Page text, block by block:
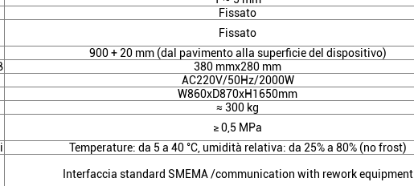
Fissato
Fissato
900 + 20 mm (dal pavimento alla superficie del dispositivo)
380 mmx280 mm
AC220V/50Hz/2000W
W860xD870xH1650mm
≈ 300 kg
≥ 0,5 MPa
Temperature: da 5 a 40 °C, umidità relativa: da 25% a 80% (no frost)
Interfaccia standard SMEMA /communication with rework equipment